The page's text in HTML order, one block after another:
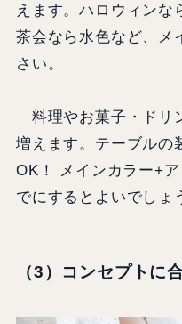
えます。ハロウィンな
茶会なら水色など、メ
さい。
料理やお菓子・ドリ
増えます。テーブルの
OK！ メインカラー+
でにするとよいでしょ
（3）コンセプトに